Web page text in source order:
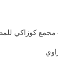
مجمع كوزاكي